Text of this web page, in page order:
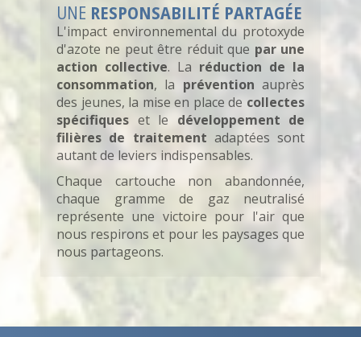
UNE RESPONSABILITÉ PARTAGÉE
L'impact environnemental du protoxyde
d'azote ne peut être réduit que par une
action collective. La réduction de la
consommation, la prévention auprès
des jeunes, la mise en place de collectes
spécifiques et le développement de
filières de traitement adaptées sont
autant de leviers indispensables.
Chaque cartouche non abandonnée,
chaque gramme de gaz neutralisé
représente une victoire pour l'air que
nous respirons et pour les paysages que
nous partageons.